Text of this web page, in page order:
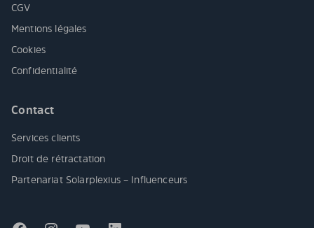
CGV
Mentions légales
Cookies
Confidentialité
Contact
Services clients
Droit de rétractation
Partenariat Solarplexius – Influenceurs